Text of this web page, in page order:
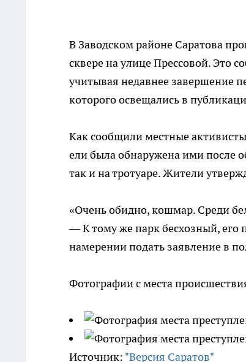
В Заводском районе Саратова
сквере на улице Прессовой. Это
учитывая недавнее завершение
которого освещались в
Как сообщили местные
ели была обнаружена ими после
так и на тротуаре. Жители
«Очень обидно, кошмар. Среди
— К тому же парк бесхозный, его
намерении подать заявление в
Фотографии с места
Источник: "Версия Саратов"